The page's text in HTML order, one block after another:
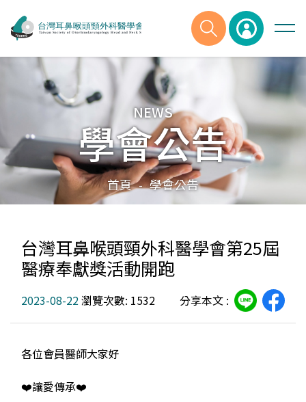
NEWS
學會公告
首頁 - 學會公告
台灣耳鼻喉頭頸外科醫學會第25屆
醫療奉獻獎活動開跑
2023-08-22瀏覽次數: 1532 分享本文 :
各位會員醫師大家好
❤️讓愛傳承❤️